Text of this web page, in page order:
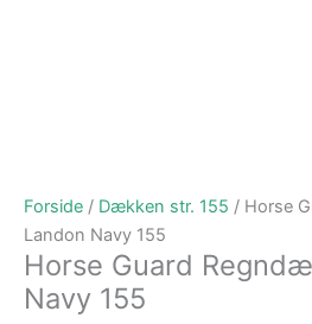
Forside / Dækken str. 155 / Horse
Landon Navy 155
Horse Guard
Navy 155